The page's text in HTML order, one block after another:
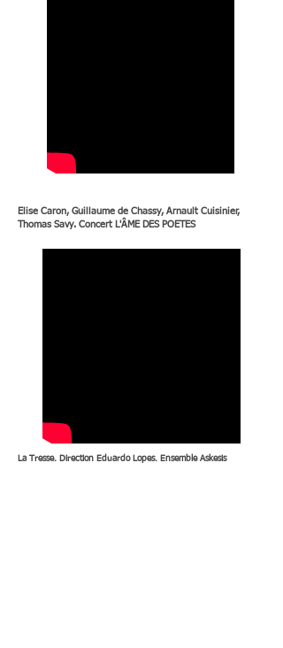
Elise Caron, Guillaume de Chassy, Arnault Cuisinier,
Thomas Savy. Concert L'ÂME DES POETES
La Tresse. Direction Eduardo Lopes. Ensemble Askesis